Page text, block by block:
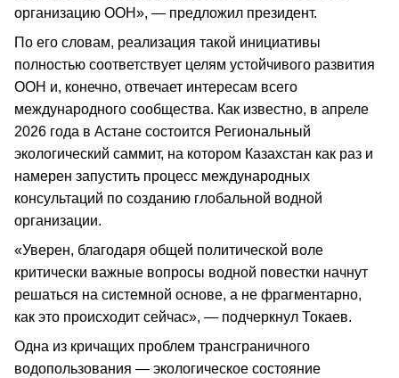
организацию ООН», — предложил президент.
По его словам, реализация такой инициативы
полностью соответствует целям устойчивого развития
ООН и, конечно, отвечает интересам всего
международного сообщества. Как известно, в апреле
2026 года в Астане состоится Региональный
экологический саммит, на котором Казахстан как раз и
намерен запустить процесс международных
консультаций по созданию глобальной водной
организации.
«Уверен, благодаря общей политической воле
критически важные вопросы водной повестки начнут
решаться на системной основе, а не фрагментарно,
как это происходит сейчас», — подчеркнул Токаев.
Одна из кричащих проблем трансграничного
водопользования — экологическое состояние